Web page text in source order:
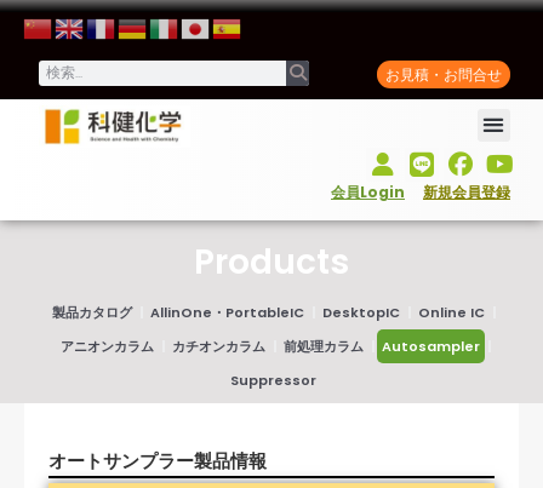
お見積・お問合せ
会員Login 新規会員登録
Products
製品カタログ AllinOne・PortableIC DesktopIC
Online IC
アニオンカラム
カチオンカラム 前処理カラム
Autosampler
Suppressor
オートサンプラー製品情報